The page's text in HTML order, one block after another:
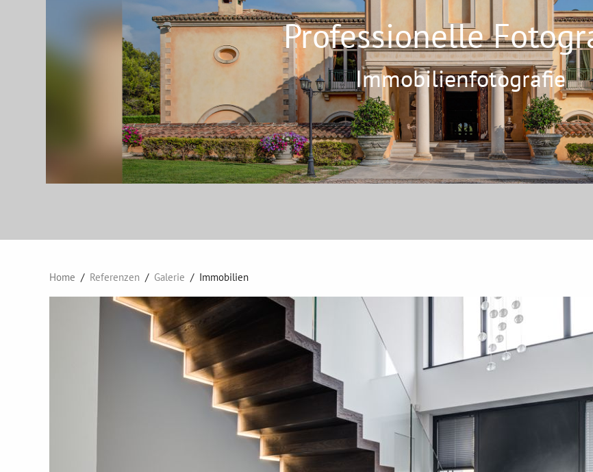
Professionelle
Immobilienfotografie
Home Referenzen Galerie Immobilien